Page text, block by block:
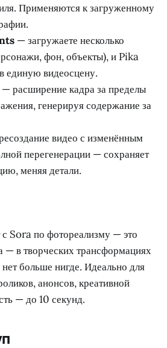
Применяются к загруженному
— загружаете несколько
фон, объекты), и Pika
единую видеосцену.
— расширение кадра за пределы
генерируя содержание за
видео с изменённым
перегенерации — сохраняет
меняя детали.
Sora по фотореализму — это
— в творческих трансформациях
больше нигде. Идеально для
анонсов, креативной
— до 10 секунд.